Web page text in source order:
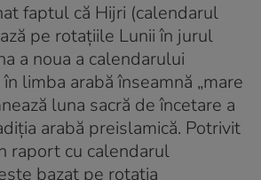
faptul că Hijri (calendarul
pe rotațiile Lunii în jurul
a noua a calendarului
limba arabă înseamnă „mare
luna sacră de încetare a
arabă preislamică. Potrivit
raport cu calendarul
bazat pe rotația